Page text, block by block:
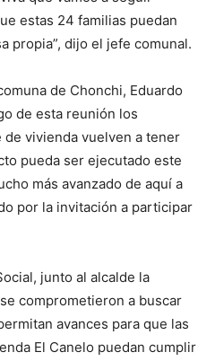
estas 24 familias puedan
propia”, dijo el jefe comunal.
de Chonchi, Eduardo
de esta reunión los
vivienda vuelven a tener
pueda ser ejecutado este
más avanzado de aquí a
por la invitación a participar
junto al alcalde la
comprometieron a buscar
avances para que las
El Canelo puedan cumplir